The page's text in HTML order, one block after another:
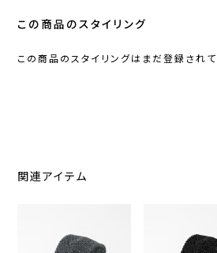
この商品のスタイリング
この商品のスタイリングはまだ登録されて
関連アイテム